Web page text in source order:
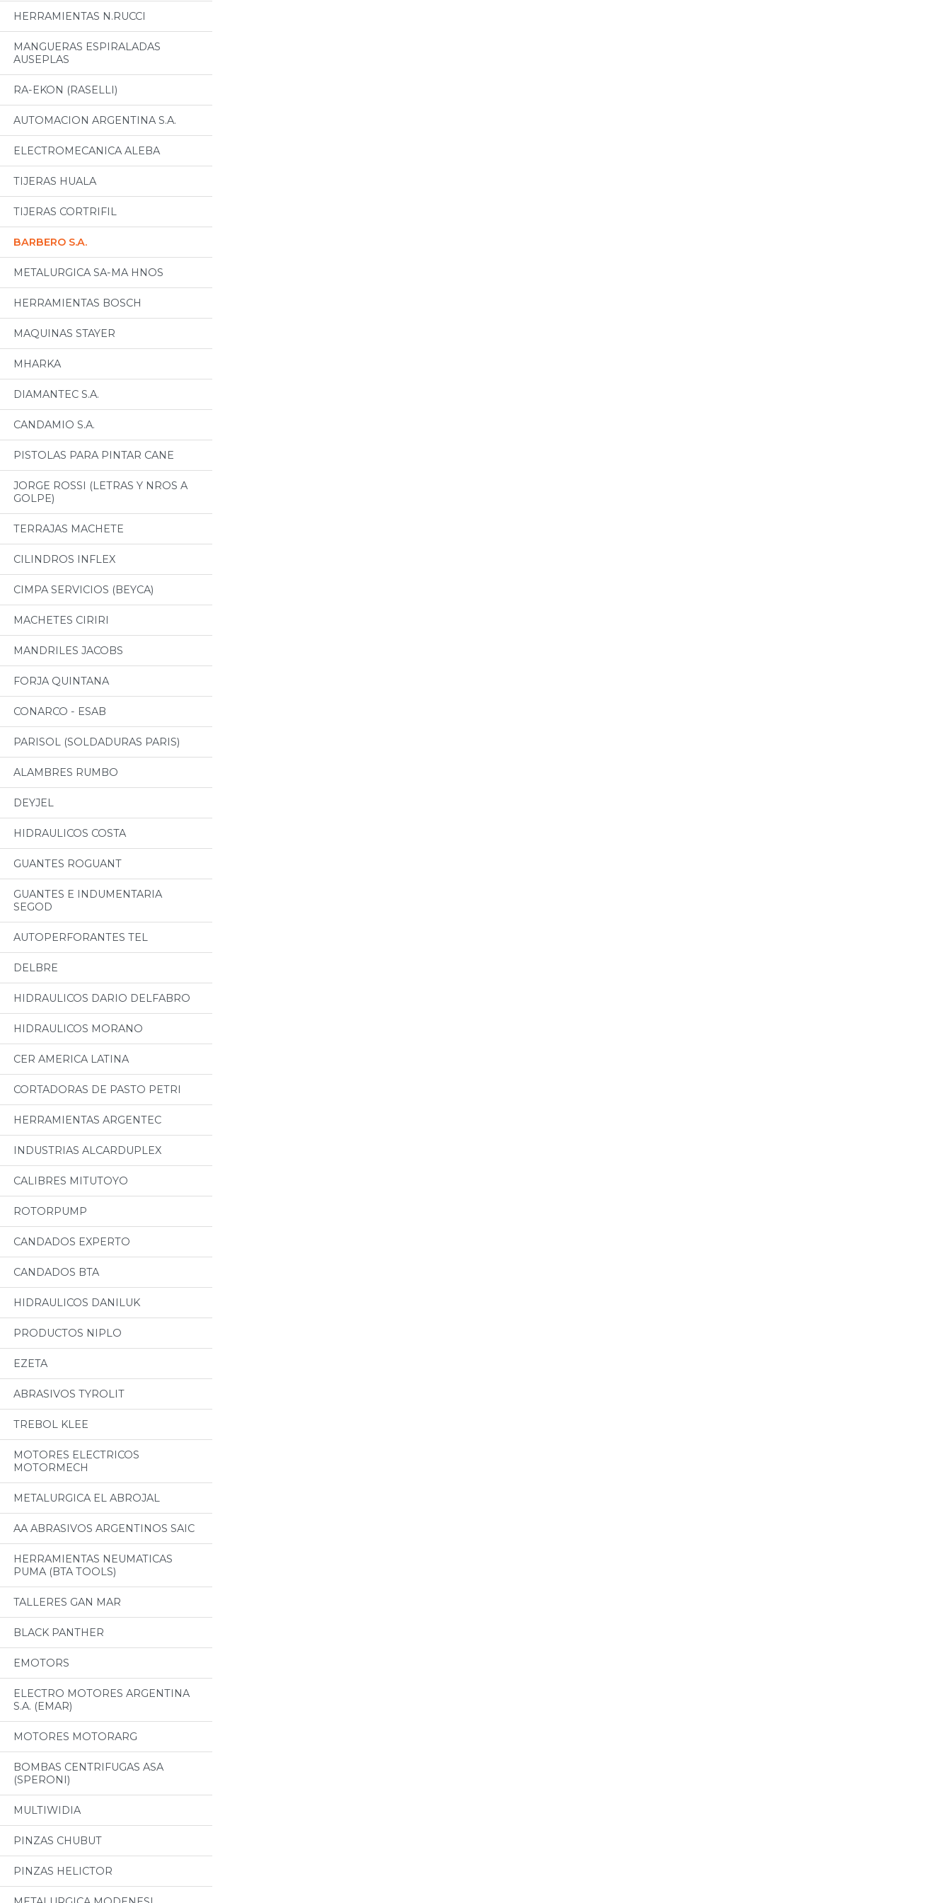
HERRAMIENTAS N.RUCCI
MANGUERAS ESPIRALADAS
AUSEPLAS
RA-EKON (RASELLI)
AUTOMACION ARGENTINA S.A.
ELECTROMECANICA ALEBA
TIJERAS HUALA
TIJERAS CORTRIFIL
BARBERO S.A.
METALURGICA SA-MA HNOS
HERRAMIENTAS BOSCH
MAQUINAS STAYER
MHARKA
DIAMANTEC S.A.
CANDAMIO S.A.
PISTOLAS PARA PINTAR CANE
JORGE ROSSI (LETRAS Y NROS A
GOLPE)
TERRAJAS MACHETE
CILINDROS INFLEX
CIMPA SERVICIOS (BEYCA)
MACHETES CIRIRI
MANDRILES JACOBS
FORJA QUINTANA
CONARCO - ESAB
PARISOL (SOLDADURAS PARIS)
ALAMBRES RUMBO
DEYJEL
HIDRAULICOS COSTA
GUANTES ROGUANT
GUANTES E INDUMENTARIA
SEGOD
AUTOPERFORANTES TEL
DELBRE
HIDRAULICOS DARIO DELFABRO
HIDRAULICOS MORANO
CER AMERICA LATINA
CORTADORAS DE PASTO PETRI
HERRAMIENTAS ARGENTEC
INDUSTRIAS ALCARDUPLEX
CALIBRES MITUTOYO
ROTORPUMP
CANDADOS EXPERTO
CANDADOS BTA
HIDRAULICOS DANILUK
PRODUCTOS NIPLO
EZETA
ABRASIVOS TYROLIT
TREBOL KLEE
MOTORES ELECTRICOS
MOTORMECH
METALURGICA EL ABROJAL
AA ABRASIVOS ARGENTINOS SAIC
HERRAMIENTAS NEUMATICAS
PUMA (BTA TOOLS)
TALLERES GAN MAR
BLACK PANTHER
EMOTORS
ELECTRO MOTORES ARGENTINA
S.A. (EMAR)
MOTORES MOTORARG
BOMBAS CENTRIFUGAS ASA
(SPERONI)
MULTIWIDIA
PINZAS CHUBUT
PINZAS HELICTOR